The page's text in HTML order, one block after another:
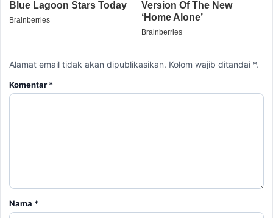
Alamat email tidak akan dipublikasikan. Kolom wajib ditandai *.
Komentar *
Nama *